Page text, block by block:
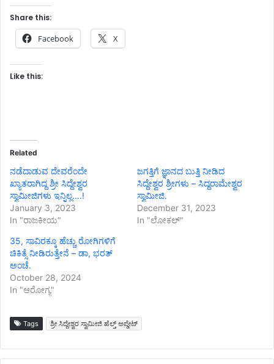
Share this:
Facebook X
Like this:
Related
ನಡೆದಾಡುವ ದೇವರೆಂದೇ
ಖ್ಯಾತರಾಗಿದ್ದ ಶ್ರೀ ಸಿದ್ದೇಶ್ವರ
ಸ್ವಾಮೀಜಿಗಳು ಇನ್ನಿಲ್ಲ….!
January 3, 2023
In "ರಾಜಕೀಯ"
ಜಗತ್ತಿಗೆ ಜ್ಞಾನದ ಬುತ್ತಿ ನೀಡಿದ
ಸಿದ್ದೇಶ್ವರ ಶ್ರೀಗಳು – ಸಿದ್ದರಾಮೇಶ್ವರ
ಸ್ವಾಮೀಜಿ.
December 31, 2023
In "ಲೋಕಲ್"
35, ಸಾವಿರಕ್ಕೂ ಹೆಚ್ಚು ರೋಗಿಗಳಿಗೆ
ಚಿಕಿತ್ಸೆ ನೀಡಿರುತ್ತೇನೆ – ಡಾ, ಭರತ್
ಅಂಚೆ.
October 28, 2024
In "ಆರೋಗ್ಯ"
Tags ಶ್ರೀ ಸಿದ್ದೇಶ್ವರ ಸ್ವಾಮೀಜಿ ಹೆಲ್ತ್ ಅಪ್ಡೇಟ್